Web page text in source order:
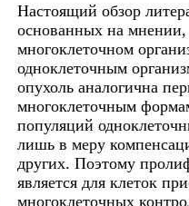
Настоящий обзор
основанных на мнении,
многоклеточном
одноклеточным
опухоль аналогична
многоклеточным
популяций
лишь в меру
других. Поэтому
является для клеток
многоклеточных